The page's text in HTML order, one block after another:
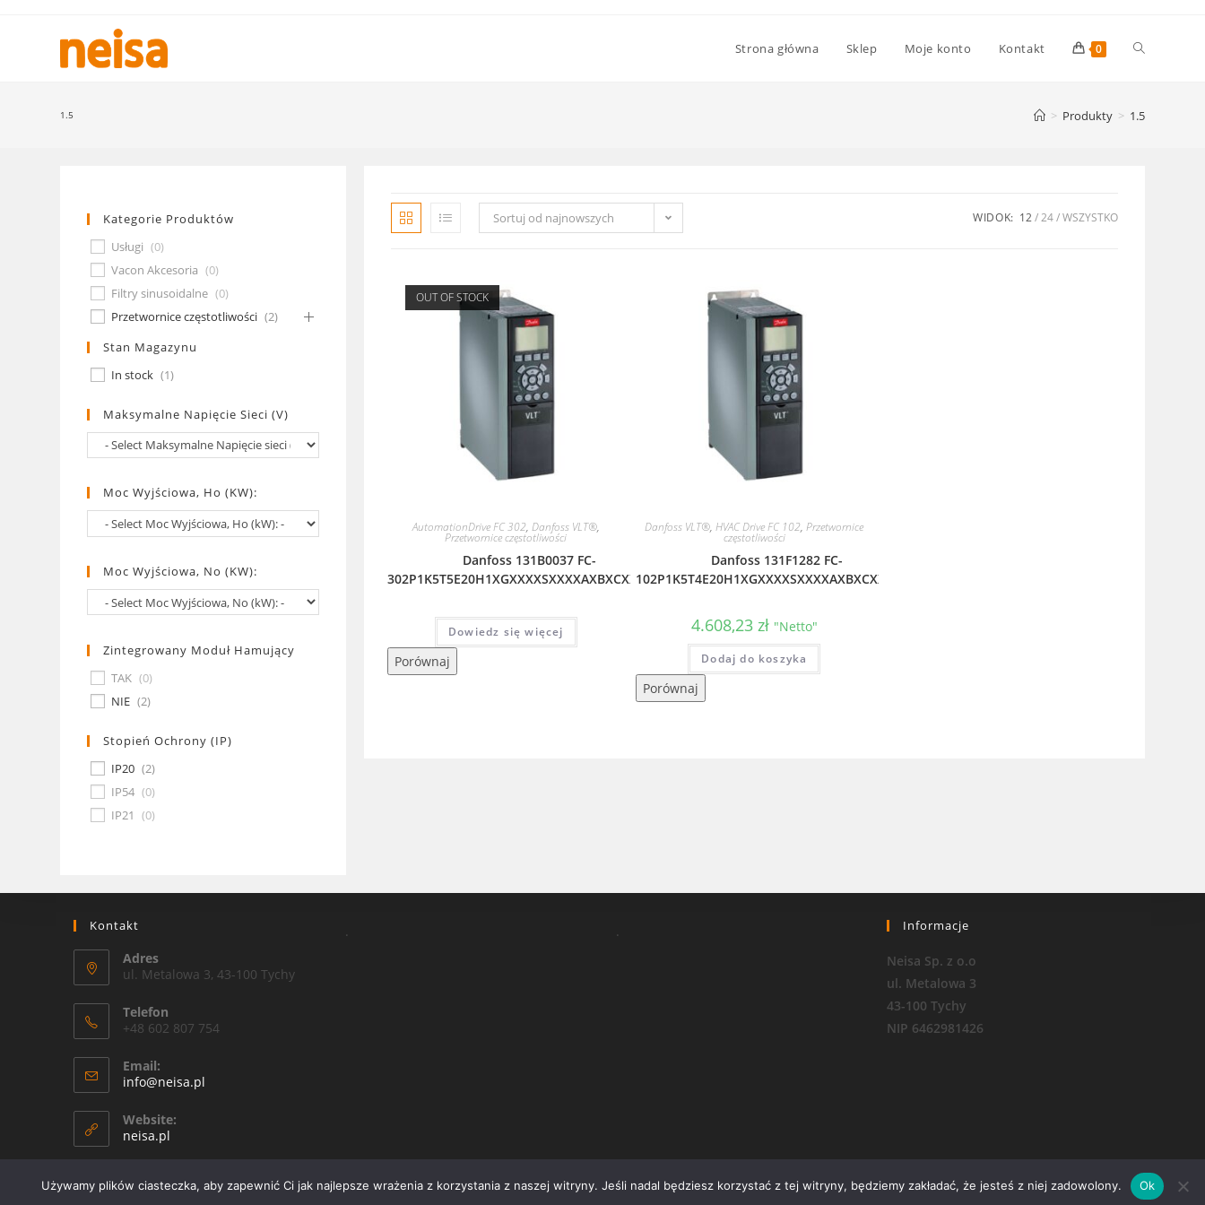
Strona główna Sklep Moje konto Kontakt 0 Toggle
website
1.5 > Produkty > 1.5
Sortuj od najnowszych WIDOK: 12 24 WSZYSTKO
OUT OF STOCK
AutomationDrive FC 302, Danfoss VLT®,
Przetwornice częstotliwości
Danfoss 131B0037 FC-
302P1K5T5E20H1XGXXXXSXXXXAXBXCXXXXDX
Dowiedz się więcej
Porównaj
Danfoss VLT®,HVAC Drive FC 102,Przetwornice
częstotliwości
Danfoss 131F1282 FC-
102P1K5T4E20H1XGXXXXSXXXXAXBXCXXXXD0
4.608,23 zł "Netto"
Dodaj do koszyka
Porównaj
Kategorie Produktów
Usługi (0)
Vacon Akcesoria (0)
Filtry sinusoidalne (0)
Przetwornice częstotliwości (2)
Stan Magazynu
In stock (1)
Maksymalne Napięcie Sieci (V)
Moc Wyjściowa, Ho (kW):
Moc Wyjściowa, No (kW):
Zintegrowany Moduł Hamujący
TAK (0)
NIE (2)
Stopień Ochrony (IP)
IP20 (2)
IP54 (0)
IP21 (0)
Kontakt
Adres
ul. Metalowa 3, 43-100 Tychy
Telefon
+48 602 807 754
Email:
info@neisa.pl
Website:
neisa.pl
. . Informacje
Neisa Sp. z o.o
ul. Metalowa 3
43-100 Tychy
NIP 6462981426
RODO i polityka prywatności Regulamin sklepu internetowego
Copyright 2026 - OceanWP Theme by Neisa Sp. Z o. o.
Używamy plików ciasteczka, aby zapewnić Ci jak najlepsze wrażenia z korzystania z naszej witryny. Jeśli nadal będziesz korzystać z tej witryny, będziemy zakładać, że jesteś z niej zadowolony. Ok